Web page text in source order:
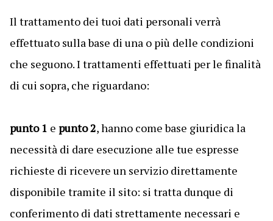
Il trattamento dei tuoi dati personali verrà
effettuato sulla base di una o più delle condizioni
che seguono. I trattamenti effettuati per le finalità
di cui sopra, che riguardano:
punto 1 e punto 2, hanno come base giuridica la
necessità di dare esecuzione alle tue espresse
richieste di ricevere un servizio direttamente
disponibile tramite il sito: si tratta dunque di
conferimento di dati strettamente necessari e